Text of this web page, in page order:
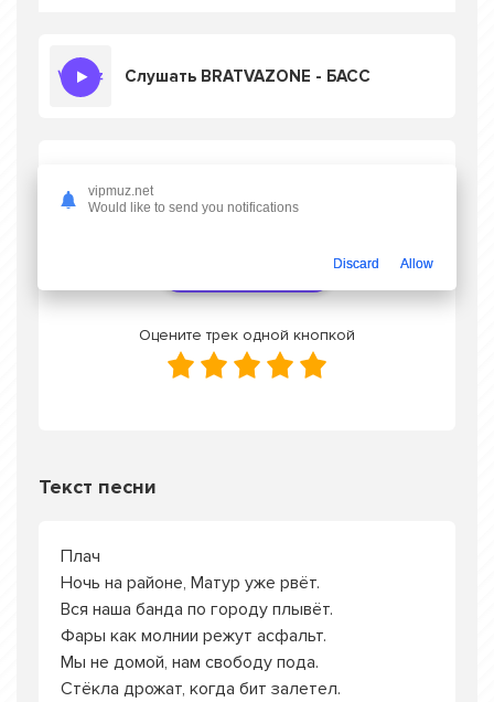
Слушать BRATVAZONE - БАСС
или слушать онлайн бесплатно
Оцените трек одной кнопкой
Текст песни
Плач
Ночь на районе, Матур уже рвёт.
Вся наша банда по городу плывёт.
Фары как молнии режут асфальт.
Мы не домой, нам свободу пода.
Стёкла дрожат, когда бит залетел.
vipmuz.net
Would like to send you notifications
Discard Allow